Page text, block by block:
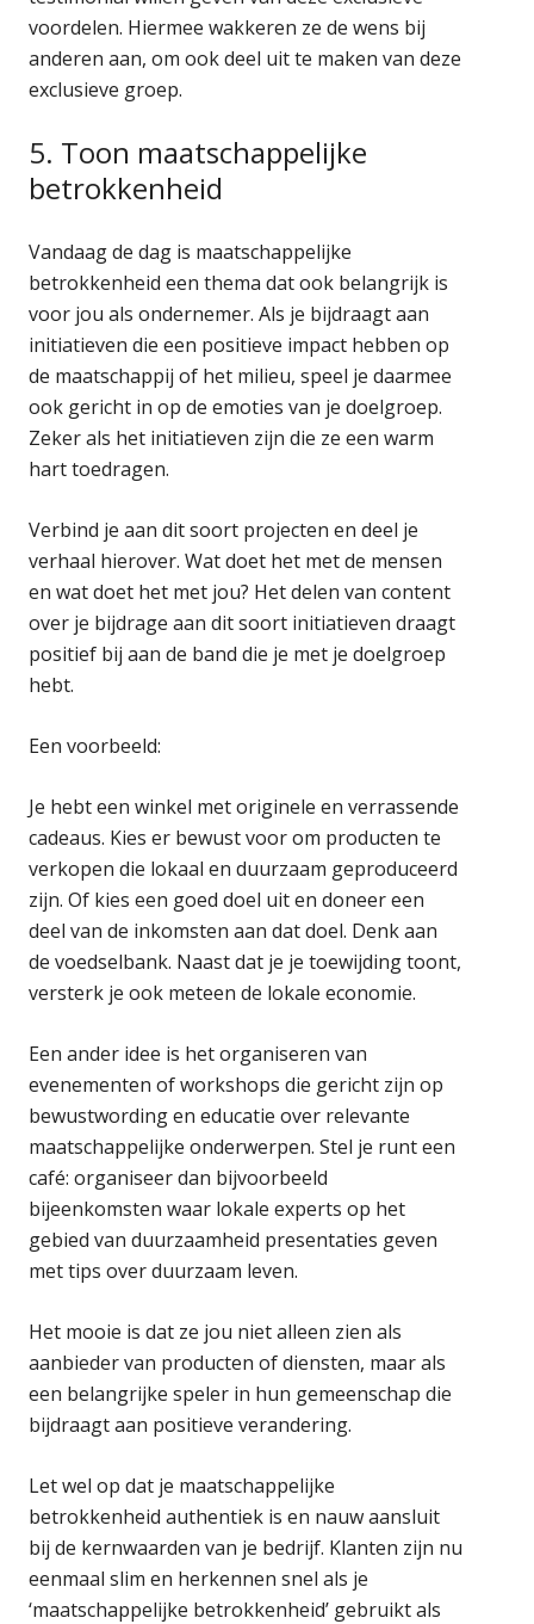
voordelen. Hiermee wakkeren ze de wens bij
anderen aan, om ook deel uit te maken van deze
exclusieve groep.
5. Toon maatschappelijke
betrokkenheid
Vandaag de dag is maatschappelijke
betrokkenheid een thema dat ook belangrijk is
voor jou als ondernemer. Als je bijdraagt aan
initiatieven die een positieve impact hebben op
de maatschappij of het milieu, speel je daarmee
ook gericht in op de emoties van je doelgroep.
Zeker als het initiatieven zijn die ze een warm
hart toedragen.
Verbind je aan dit soort projecten en deel je
verhaal hierover. Wat doet het met de mensen
en wat doet het met jou? Het delen van content
over je bijdrage aan dit soort initiatieven draagt
positief bij aan de band die je met je doelgroep
hebt.
Een voorbeeld:
Je hebt een winkel met originele en verrassende
cadeaus. Kies er bewust voor om producten te
verkopen die lokaal en duurzaam geproduceerd
zijn. Of kies een goed doel uit en doneer een
deel van de inkomsten aan dat doel. Denk aan
de voedselbank. Naast dat je je toewijding toont,
versterk je ook meteen de lokale economie.
Een ander idee is het organiseren van
evenementen of workshops die gericht zijn op
bewustwording en educatie over relevante
maatschappelijke onderwerpen. Stel je runt een
café: organiseer dan bijvoorbeeld
bijeenkomsten waar lokale experts op het
gebied van duurzaamheid presentaties geven
met tips over duurzaam leven.
Het mooie is dat ze jou niet alleen zien als
aanbieder van producten of diensten, maar als
een belangrijke speler in hun gemeenschap die
bijdraagt aan positieve verandering.
Let wel op dat je maatschappelijke
betrokkenheid authentiek is en nauw aansluit
bij de kernwaarden van je bedrijf. Klanten zijn nu
eenmaal slim en herkennen snel als je
‘maatschappelijke betrokkenheid’ gebruikt als